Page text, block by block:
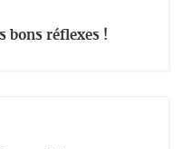
bons réflexes !